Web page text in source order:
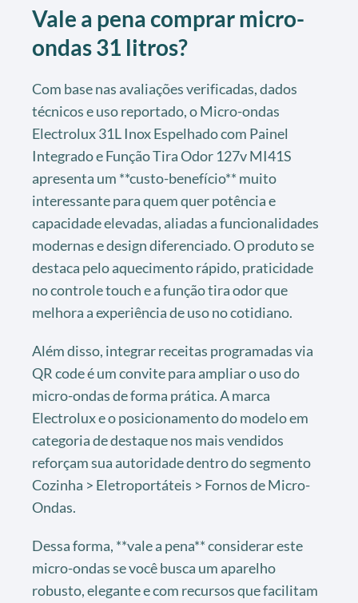
Vale a pena comprarmicro-
ondas 31 litros?
Com base nas avaliações verificadas, dados
técnicos e uso reportado, o Micro-ondas
Electrolux 31L Inox Espelhado com Painel
Integrado e Função Tira Odor 127v MI41S
apresenta um **custo-benefício** muito
interessante para quem quer potência e
capacidade elevadas, aliadas a funcionalidades
modernas e design diferenciado. O produto se
destaca pelo aquecimento rápido, praticidade
no controle touch e a função tira odor que
melhora a experiência de uso no cotidiano.
Além disso, integrar receitas programadas via
QR code é um convite para ampliar o uso do
micro-ondas de forma prática. A marca
Electrolux e o posicionamento do modelo em
categoria de destaque nos mais vendidos
reforçam sua autoridade dentro do segmento
Cozinha > Eletroportáteis > Fornos de Micro-
Ondas.
Dessa forma, **vale a pena** considerar este
micro-ondas se você busca um aparelho
robusto, elegante e com recursos que facilitam